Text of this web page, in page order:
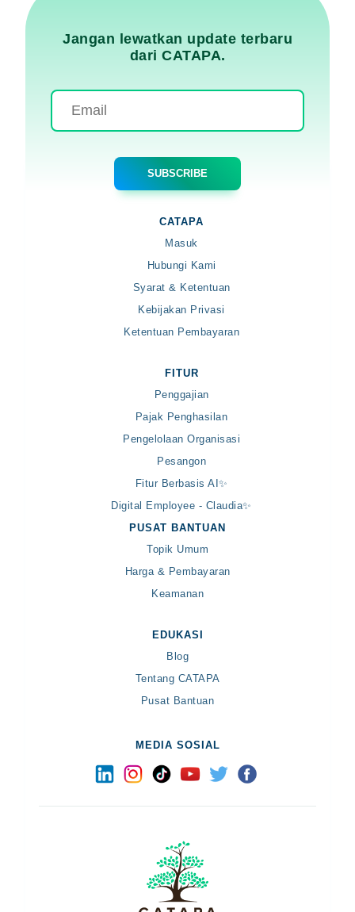
Jangan lewatkan update terbaru
dari CATAPA.
CATAPA
Masuk
Hubungi Kami
Syarat & Ketentuan
Kebijakan Privasi
Ketentuan Pembayaran
FITUR
Penggajian
Pajak Penghasilan
Pengelolaan Organisasi
Pesangon
Fitur Berbasis AI✨
Digital Employee - Claudia✨
PUSAT BANTUAN
Topik Umum
Harga & Pembayaran
Keamanan
EDUKASI
Blog
Tentang CATAPA
Pusat Bantuan
MEDIA SOSIAL